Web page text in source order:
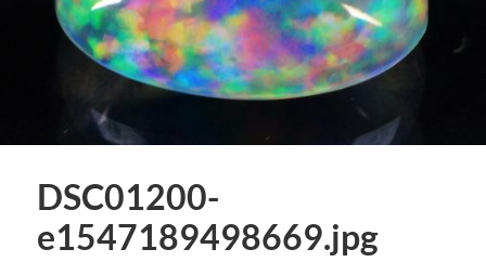
DSC01200-
e1547189498669.jpg